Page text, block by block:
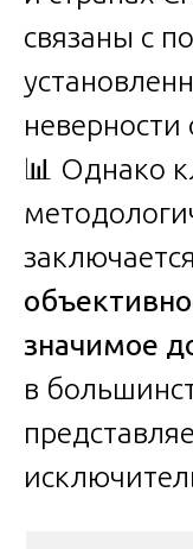
связаны с
неверности
📊 Однако
значимое
в